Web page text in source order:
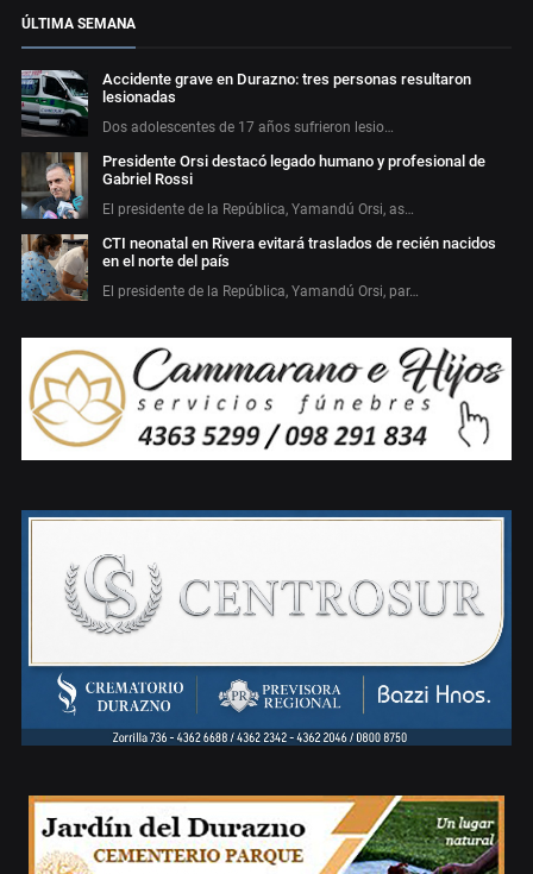
ÚLTIMA SEMANA
Accidente grave en Durazno: tres personas resultaron
lesionadas
Dos adolescentes de 17 años sufrieron lesio…
Presidente Orsi destacó legado humano y profesional de
Gabriel Rossi
El presidente de la República, Yamandú Orsi, as…
CTI neonatal en Rivera evitará traslados de recién nacidos
en el norte del país
El presidente de la República, Yamandú Orsi, par…